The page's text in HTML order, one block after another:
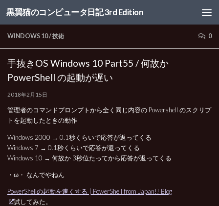
コンテンツへスキップ
黒翼猫のコンピュータ日記 3rd Edition
WINDOWS 10/技術 0
手抜きOS Windows 10 Part55 / 何故か
PowerShell の起動が遅い
2018年2月15日
管理者のコマンドプロンプトから全く同じ内容の Powershell のスクリプ
トを起動したときの動作
Windows 2000 → 0.1秒くらいで応答が返ってくる
Windows 7 → 0.1秒くらいで応答が返ってくる
Windows 10 → 何故か 3秒位たってから応答が返ってくる
・ω・ なんでやねん
PowerShellの起動を速くする | PowerShell from Japan!! Blog
試してみた。